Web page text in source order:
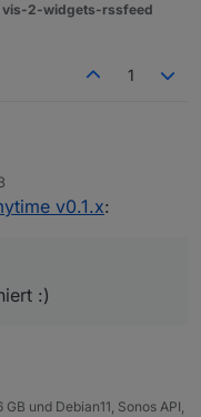
vis-2-widgets-rssfeed
1
v0.1.x:
:)
und Debian11, Sonos API,